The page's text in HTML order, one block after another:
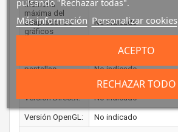
Memoria
máxima del
adaptador de
gráficos
No indicado
pantallas
No indicado
Versión DirectX: No indicado
Versión OpenGL: No indicado
pulsando "Rechazar todas".
Más información Personalizar cookies
RECHAZAR TODO
ACEPTO